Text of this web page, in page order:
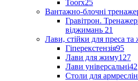
Toorx25
Вантажно-блочні
Гравітрон.
віджимань 21
Лави, стійки для преса
Гіперекстензія95
Лави для жиму127
Лави універсальні42
Столи для